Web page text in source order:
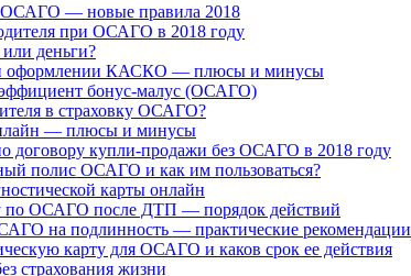
ОСАГО — новые правила 2018
при ОСАГО в 2018 году
деньги?
оформлении КАСКО — плюсы и минусы
бонус-малус (ОСАГО)
в страховку ОСАГО?
— плюсы и минусы
договору купли-продажи без ОСАГО в 2018 году
полис ОСАГО и как им пользоваться?
карты онлайн
по ОСАГО после ДТП — порядок действий
на подлинность — практические рекомендации
карту для ОСАГО и каков срок ее действия
страхования жизни